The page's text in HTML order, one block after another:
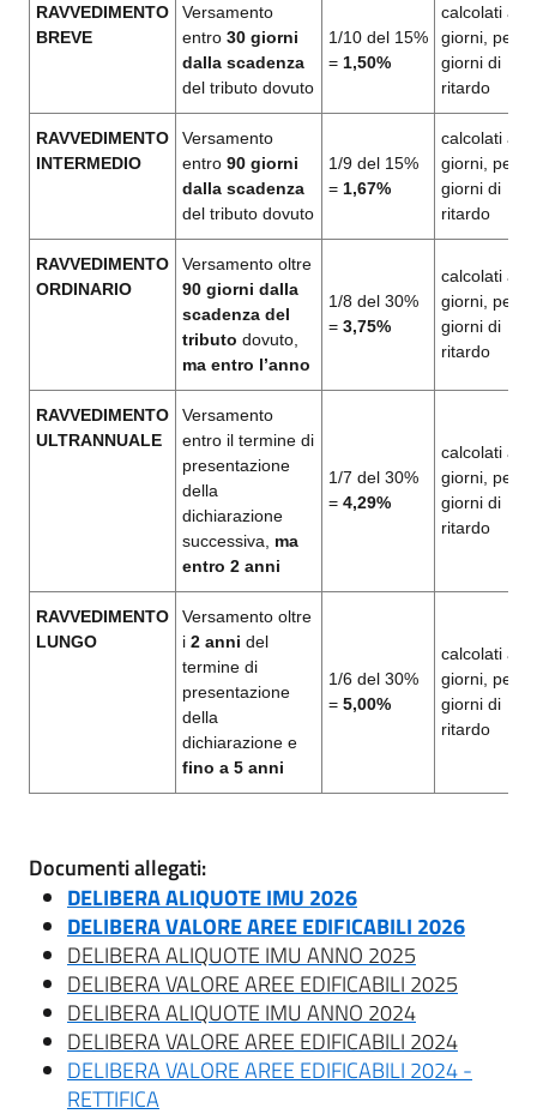
RAVVEDIMENTO
BREVE
Versamento
entro 30 giorni
dalla scadenza
del tributo dovuto
1/10 del 15%
= 1,50%
calcolati a
giorni, per i
giorni di
ritardo
RAVVEDIMENTO
INTERMEDIO
Versamento
entro 90 giorni
dalla scadenza
del tributo dovuto
1/9 del 15%
= 1,67%
calcolati a
giorni, per i
giorni di
ritardo
RAVVEDIMENTO
ORDINARIO
Versamento oltre
90 giorni dalla
scadenza del
tributo dovuto,
ma entro l’anno
1/8 del 30%
= 3,75%
calcolati a
giorni, per i
giorni di
ritardo
RAVVEDIMENTO
ULTRANNUALE
Versamento
entro il termine di
presentazione
della
dichiarazione
successiva, ma
entro 2 anni
1/7 del 30%
= 4,29%
calcolati a
giorni, per i
giorni di
ritardo
RAVVEDIMENTO
LUNGO
Versamento oltre
i 2 anni del
termine di
presentazione
della
dichiarazione e
fino a 5 anni
1/6 del 30%
= 5,00%
calcolati a
giorni, per i
giorni di
ritardo
Documenti allegati:
DELIBERA ALIQUOTE IMU 2026
DELIBERA VALORE AREE EDIFICABILI 2026
DELIBERA ALIQUOTE IMU ANNO 2025
DELIBERA VALORE AREE EDIFICABILI 2025
DELIBERA ALIQUOTE IMU ANNO 2024
DELIBERA VALORE AREE EDIFICABILI 2024
DELIBERA VALORE AREE EDIFICABILI 2024 -
RETTIFICA